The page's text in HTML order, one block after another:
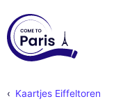
Kaartjes Eiffeltoren